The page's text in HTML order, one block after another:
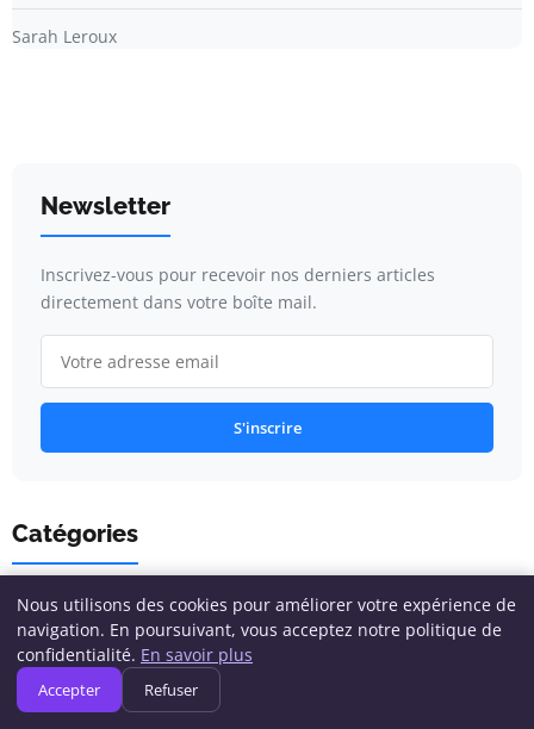
Sarah Leroux
Newsletter
Inscrivez-vous pour recevoir nos derniers articles
directement dans votre boîte mail.
S'inscrire
Catégories
Conseils en Informatique
Cybersécurité
Développement & Programmation
Nous utilisons des cookies pour améliorer votre expérience de
navigation. En poursuivant, vous acceptez notre politique de
confidentialité. En savoir plus
Accepter Refuser